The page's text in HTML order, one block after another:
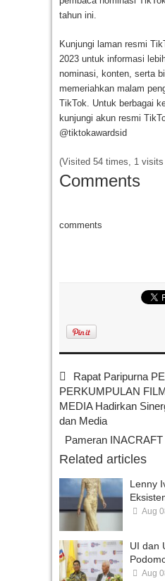
tahun ini.
Kunjungi laman resmi
2023 untuk informasi
nominasi, konten, serta
memeriahkan malam
TikTok. Untuk berbagai
kunjungi akun resmi
@tiktokawardsid
(Visited 54 times, 1
Comments
comments
Rapat Paripurna
PERKUMPULAN
MEDIA Hadirkan
dan Media
Pameran
Related articles
Lenny
Aug
UI dan
Aug